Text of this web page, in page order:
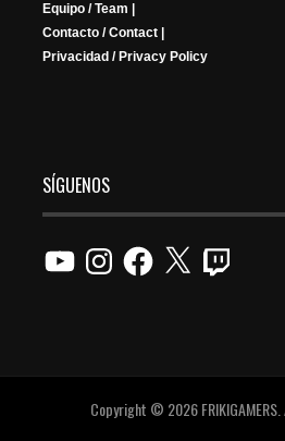
Equipo / Team |
Contacto / Contact |
Privacidad / Privacy Policy
SÍGUENOS
YouTubeInstagramFacebook
X Twitch
Copyright © 2026